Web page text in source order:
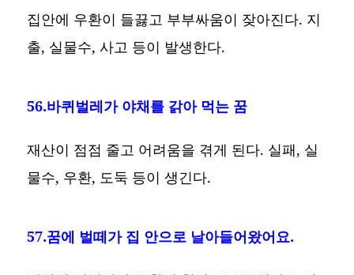
집안에 우환이 들끓고 부부싸움이 잦아진다. 지
출, 실물수, 사고 등이 발생한다.
56.바퀴벌레가 야채를 갉아 먹는 꿈
재산이 점점 줄고 어려움을 겪게 된다. 실패, 실
물수, 우환, 도둑 등이 생긴다.
57.꿈에 벌떼가 집 안으로 날아들어왔어요.